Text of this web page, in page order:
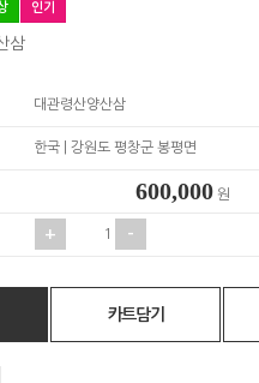
인기
삼
대관령산양산삼
한국 | 강원도 평창군 봉평면
원
+ -
카트담기